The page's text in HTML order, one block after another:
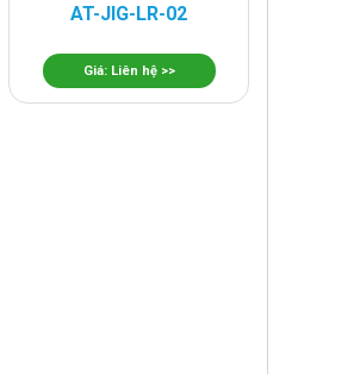
AT-JIG-LR-02
Giá: Liên hệ >>